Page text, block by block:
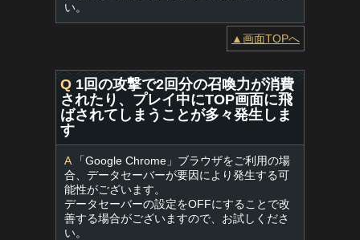
い。
▲画面TOPへ
Q 1回の攻撃で2回分の召喚力が消費
されたり、プレイ中にTOP画面に飛
ばされてしまうことが多々発生しま
す
A「Google Chrome」ブラウザをご利用の場
合、データセーバーが要因により発生する可
能性がございます。
データセーバーの設定をOFFにすることで改
善する場合がございますので、お試しくださ
い。